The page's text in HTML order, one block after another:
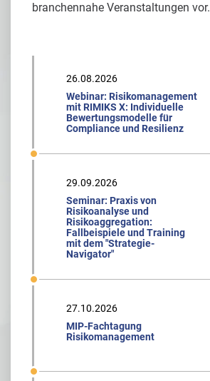
branchennahe Veranstaltungen vor.
26.08.2026
Webinar: Risikomanagement
mit RIMIKS X: Individuelle
Bewertungsmodelle für
Compliance und Resilienz
29.09.2026
Seminar: Praxis von
Risikoanalyse und
Risikoaggregation:
Fallbeispiele und Training
mit dem "Strategie-
Navigator"
27.10.2026
MIP-Fachtagung
Risikomanagement